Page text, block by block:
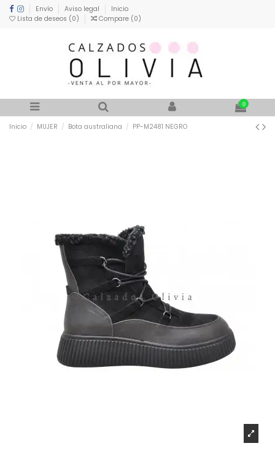
Envío Aviso legal
Inicio
Lista de deseos (0) Compare (0)
0
Inicio MUJER Bota australiana PP-M2481 NEGRO